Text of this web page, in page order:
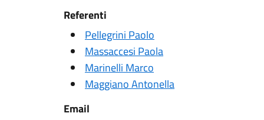
Referenti
Pellegrini Paolo
Massaccesi Paola
Marinelli Marco
Maggiano Antonella
Email